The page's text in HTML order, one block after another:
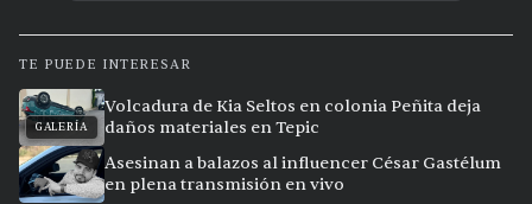
TE PUEDE INTERESAR
GALERÍA
Volcadura de Kia Seltos en colonia Peñita deja
daños materiales en Tepic
Asesinan a balazos al influencer César Gastélum
en plena transmisión en vivo